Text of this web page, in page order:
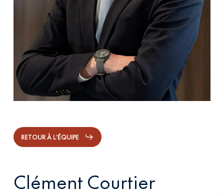
RETOUR À L'ÉQUIPE
Clément Courtier